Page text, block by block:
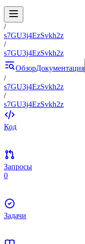
/
s7GU3j4EzSvkh2z
/
s7GU3j4EzSvkh2z
ОбзорДокументация
/
s7GU3j4EzSvkh2z
/
s7GU3j4EzSvkh2z
Код
Запросы
0
Задачи